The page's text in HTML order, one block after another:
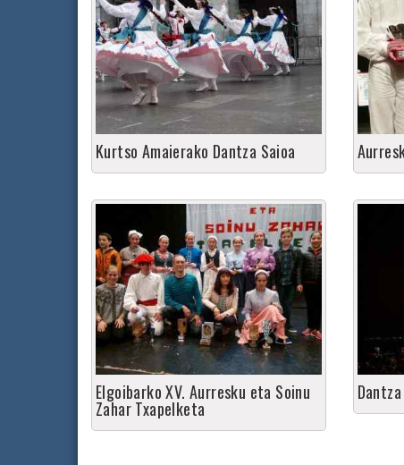
Kurtso Amaierako Dantza Saioa
Elgoibarko XV. Aurresku eta Soinu
Zahar Txapelketa